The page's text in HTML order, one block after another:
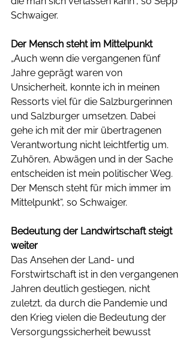
Schwaiger.
Der Mensch steht im Mittelpunkt
„Auch wenn die vergangenen fünf
Jahre geprägt waren von
Unsicherheit, konnte ich in meinen
Ressorts viel für die Salzburgerinnen
und Salzburger umsetzen. Dabei
gehe ich mit der mir übertragenen
Verantwortung nicht leichtfertig um.
Zuhören, Abwägen und in der Sache
entscheiden ist mein politischer Weg.
Der Mensch steht für mich immer im
Mittelpunkt“, so Schwaiger.
Bedeutung der Landwirtschaft steigt
weiter
Das Ansehen der Land- und
Forstwirtschaft ist in den vergangenen
Jahren deutlich gestiegen, nicht
zuletzt, da durch die Pandemie und
den Krieg vielen die Bedeutung der
Versorgungssicherheit bewusst